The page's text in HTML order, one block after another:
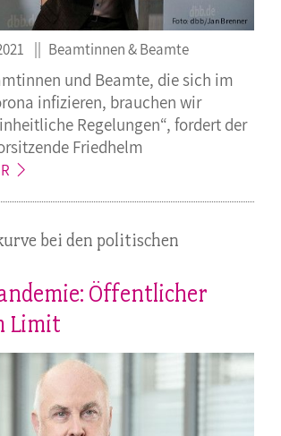
Beamtinnen & Beamte
und Beamte, die sich im
infizieren, brauchen wir
Regelungen“, fordert der
Friedhelm
bei den politischen
Öffentlicher
Limit